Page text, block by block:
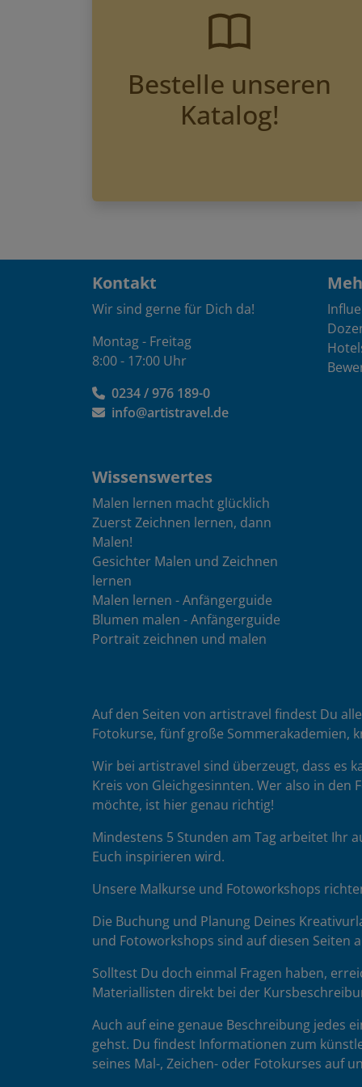
Bestelle unseren
Katalog!
Kontakt
Wir sind gerne für Dich da!
Montag - Freitag
8:00 - 17:00 Uhr
0234 / 976 189-0
info@artistravel.de
Wissenswertes
Malen lernen macht glücklich
Zuerst Zeichnen lernen, dann
Malen!
Gesichter Malen und Zeichnen
lernen
Malen lernen - Anfängerguide
Blumen malen - Anfängerguide
Portrait zeichnen und malen
Auf den Seiten von artistravel findest Du
Fotokurse, fünf große Sommerakademien,
Wir bei artistravel sind überzeugt, dass es
Kreis von Gleichgesinnten. Wer also in
möchte, ist hier genau richtig!
Mindestens 5 Stunden am Tag arbeitet Ihr
Euch inspirieren wird.
Unsere Malkurse und Fotoworkshops
Die Buchung und Planung Deines
und Fotoworkshops sind auf diesen
Solltest Du doch einmal Fragen haben,
Materiallisten direkt bei der
Auch auf eine genaue Beschreibung jedes
gehst. Du findest Informationen zum
seines Mal-, Zeichen- oder Fotokurses auf